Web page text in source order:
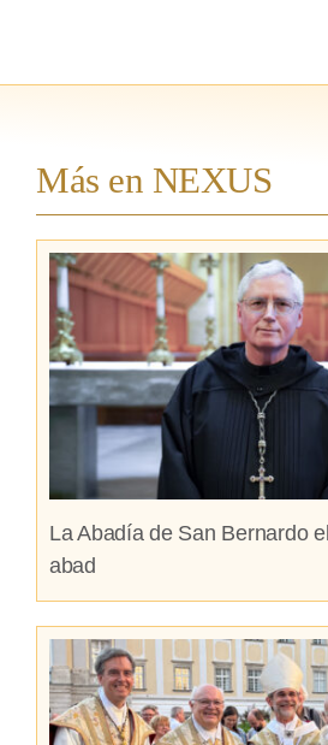
Más en NEXUS
La Abadía de San Bernardo
abad